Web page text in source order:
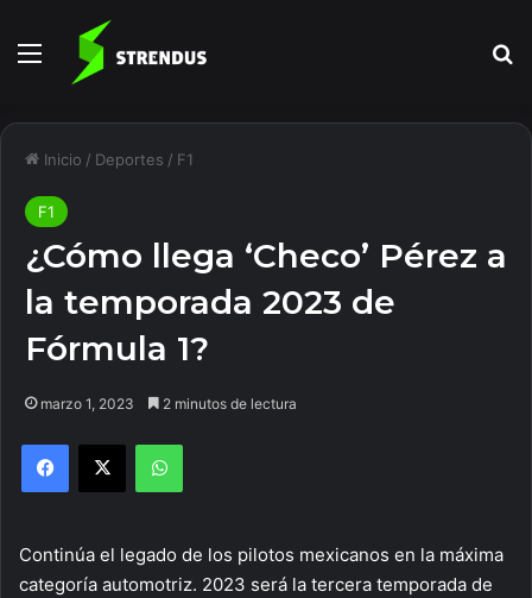
Menú
Inicio / Deportes / F1
F1
¿Cómo llega ‘Checo’ Pérez a
la temporada 2023 de
Fórmula 1?
marzo 1, 2023 2 minutos de lectura
Facebook
X WhatsApp
Continúa el legado de los pilotos mexicanos en la máxima
categoría automotriz. 2023 será la tercera temporada de